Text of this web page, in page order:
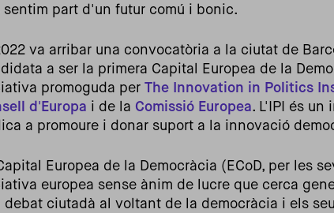
sentim part d'un futur comú i bonic.
va arribar una convocatòria a la ciutat de
a ser la primera Capital Europea de la
promoguda per The Innovation in Politics
d'Europa i de la Comissió Europea. L'IPI és un
a promoure i donar suport a la innovació
Europea de la Democràcia (ECoD, per les
europea sense ànim de lucre que cerca
debat ciutadà al voltant de la democràcia i els